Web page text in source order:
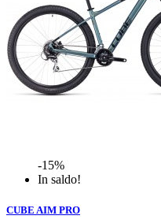
-15%
In saldo!
CUBE AIM PRO